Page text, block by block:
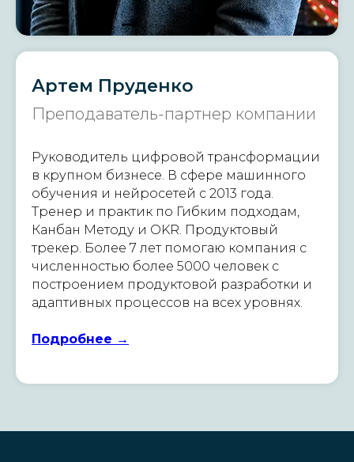
Артем Пруденко
Преподаватель-партнер компании
Руководитель цифровой трансформации
в крупном бизнесе. В сфере машинного
обучения и нейросетей с 2013 года.
Тренер и практик по Гибким подходам,
Канбан Методу и OKR. Продуктовый
трекер. Более 7 лет помогаю компания с
численностью более 5000 человек с
построением продуктовой разработки и
адаптивных процессов на всех уровнях.
Подробнее →